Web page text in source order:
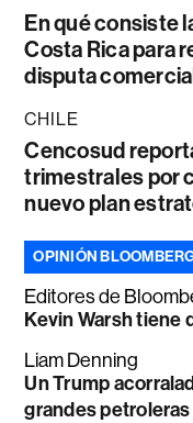
En qué consiste
Costa Rica para
disputa
CHILE
Cencosud
trimestrales por
nuevo plan
OPINIÓN
Editores de
Kevin Warsh tiene
Liam Denning
Un Trump
grandes petroleras